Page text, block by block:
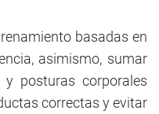
basadas en
asimismo, sumar
posturas corporales
correctas y evitar